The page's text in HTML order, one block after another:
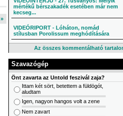
mértékű bérszakadék esetében már nem
kecseg...
VIDEÓRIPORT - Lóháton, nomád
stílusban Porolissum meghódítására
Az összes kommentálható
Szavazógép
Önt zavarta az Untold feszivál zaja?
Ittam két sört, betettem a füldögót,
aludtam
Igen, nagyon hangos volt a zene
Nem zavart